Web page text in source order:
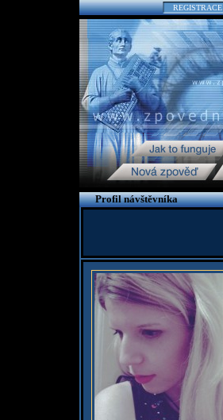
REGISTRACE
Profil návštěvníka